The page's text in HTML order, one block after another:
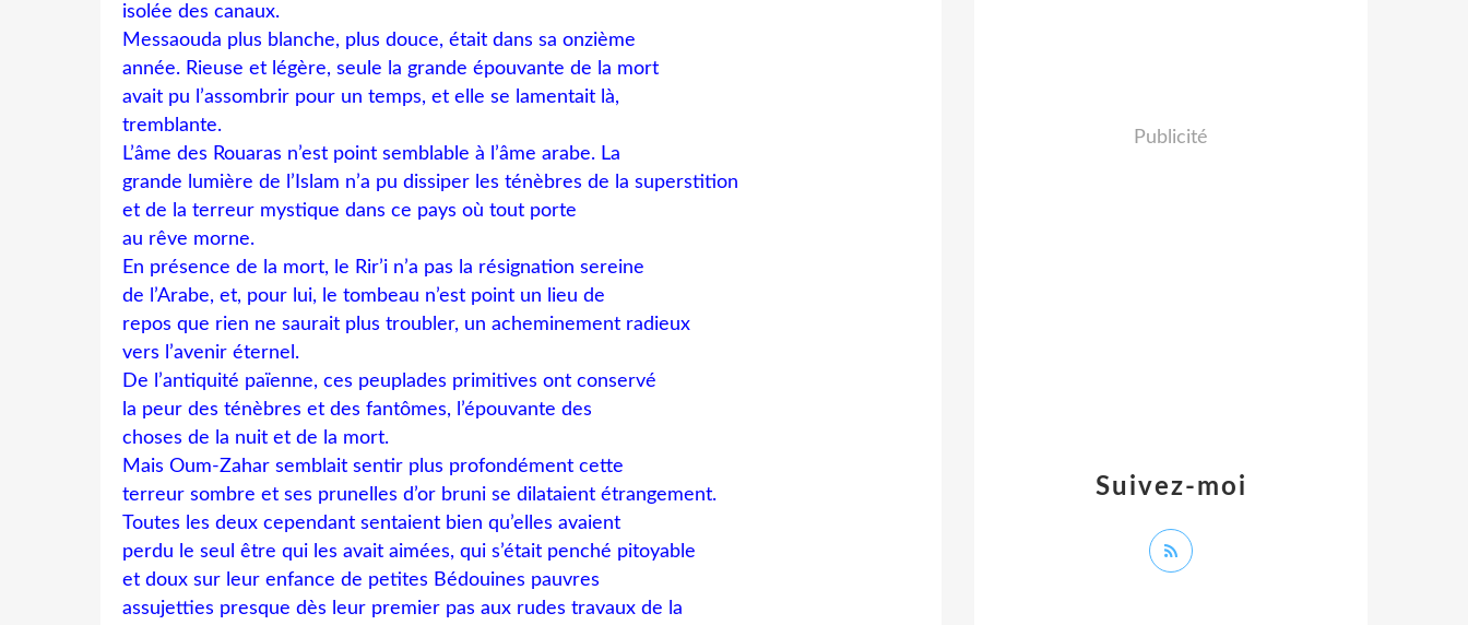
isolée des canaux.
Messaouda plus blanche, plus douce, était dans sa onzième
année. Rieuse et légère, seule la grande épouvante de la mort
avait pu l’assombrir pour un temps, et elle se lamentait là,
tremblante.
L’âme des Rouaras n’est point semblable à l’âme arabe. La
grande lumière de l’Islam n’a pu dissiper les ténèbres de la superstition
et de la terreur mystique dans ce pays où tout porte
au rêve morne.
En présence de la mort, le Rir’i n’a pas la résignation sereine
de l’Arabe, et, pour lui, le tombeau n’est point un lieu de
repos que rien ne saurait plus troubler, un acheminement radieux
vers l’avenir éternel.
De l’antiquité païenne, ces peuplades primitives ont conservé
la peur des ténèbres et des fantômes, l’épouvante des
choses de la nuit et de la mort.
Mais Oum-Zahar semblait sentir plus profondément cette
terreur sombre et ses prunelles d’or bruni se dilataient étrangement.
Toutes les deux cependant sentaient bien qu’elles avaient
perdu le seul être qui les avait aimées, qui s’était penché pitoyable
et doux sur leur enfance de petites Bédouines pauvres
assujetties presque dès leur premier pas aux rudes travaux de la
Suivez-moi
Publicité